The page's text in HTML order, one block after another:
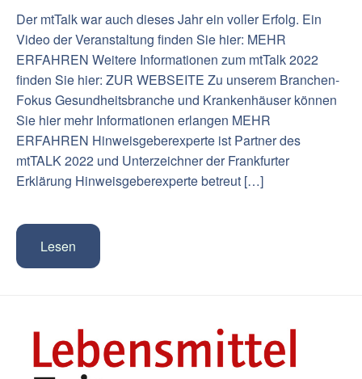
Der mtTalk war auch dieses Jahr ein voller Erfolg. Ein
Video der Veranstaltung finden Sie hier: MEHR
ERFAHREN Weitere Informationen zum mtTalk 2022
finden Sie hier: ZUR WEBSEITE Zu unserem Branchen-
Fokus Gesundheitsbranche und Krankenhäuser können
Sie hier mehr Informationen erlangen MEHR
ERFAHREN Hinweisgeberexperte ist Partner des
mtTALK 2022 und Unterzeichner der Frankfurter
Erklärung Hinweisgeberexperte betreut […]
Lesen